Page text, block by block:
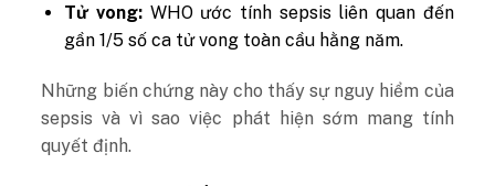
Tử vong:WHO ước tính sepsis liên quan đến
gần 1/5 số ca tử vong toàn cầu hằng năm.
Những biến chứng này cho thấy sự nguy hiểm của
sepsis và vì sao việc phát hiện sớm mang tính
quyết định.